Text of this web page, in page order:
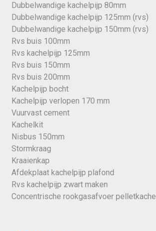
Dubbelwandige kachelpijp 80mm
Dubbelwandige kachelpijp 125mm (rvs)
Dubbelwandige kachelpijp 150mm (rvs)
Rvs buis 100mm
Rvs kachelpijp 125mm
Rvs buis 150mm
Rvs buis 200mm
Kachelpijp bocht
Kachelpijp verlopen 170 mm
Vuurvast cement
Kachelkit
Nisbus 150mm
Stormkraag
Kraaienkap
Afdekplaat kachelpijp plafond
Rvs kachelpijp zwart maken
Concentrische rookgasafvoer pelletkachel